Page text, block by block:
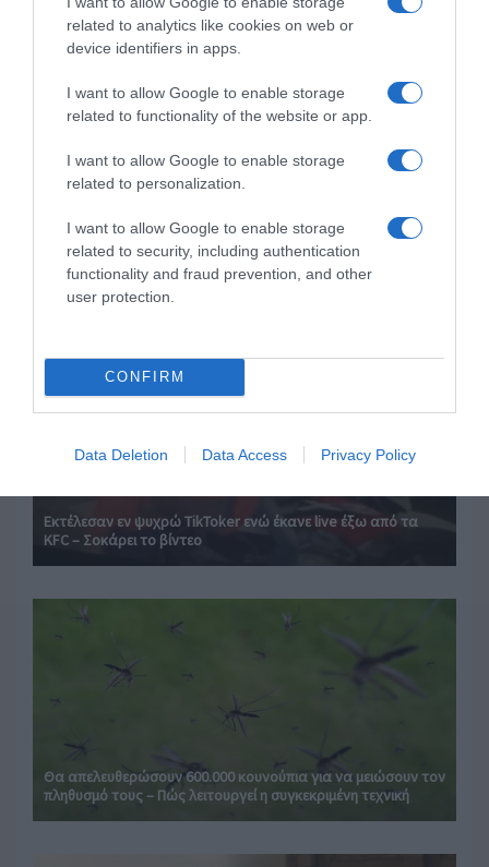
related to analytics like cookies on web or
device identifiers in apps.
I want to allow Google to enable storage
related to functionality of the website or app.
I want to allow Google to enable storage
related to personalization.
I want to allow Google to enable storage
related to security, including authentication
functionality and fraud prevention, and other
user protection.
CONFIRM
Data Deletion Data Access Privacy Policy
Εκτέλεσαν εν ψυχρώ ΤikToker ενώ έκανε live έξω από τα
KFC – Σοκάρει το βίντεο
Θα απελευθερώσουν 600.000 κουνούπια για να μειώσουν τον
πληθυσμό τους – Πώς λειτουργεί η συγκεκριμένη τεχνική